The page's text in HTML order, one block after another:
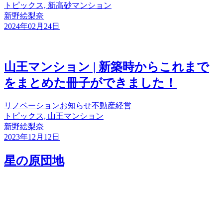
トピックス, 新高砂マンション
新野絵梨奈
2024年02月24日
山王マンション | 新築時からこれまで
をまとめた冊子ができました！
リノベーションお知らせ不動産経営
トピックス, 山王マンション
新野絵梨奈
2023年12月12日
星の原団地